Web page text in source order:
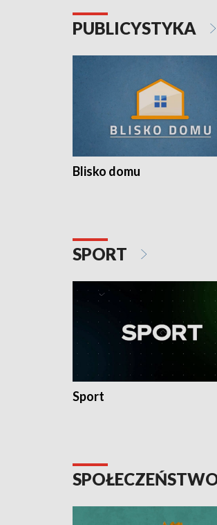
PUBLICYSTYKA
Blisko domu
SPORT
Sport